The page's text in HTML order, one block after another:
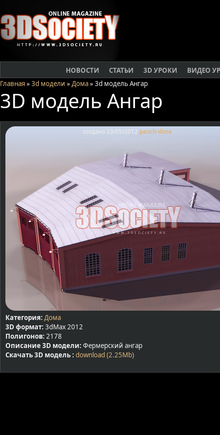
НОВОСТИ СТАТЬИ 3D УРОКИ
ВИДЕО
Главная» 3d модели » Дома» 3d модель Ангар
3D модель Ангар
создано 23/05/2012 panch-dima
Категория: Дома
3D формат: 3dMax 2012
Полигонов: 2178
Описание 3D модели: Фермерский ангар
Скачать 3D модель : download (2.25Mb)